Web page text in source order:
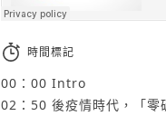
時間標記
00：00 Intro
02：50 後疫情時代，「零